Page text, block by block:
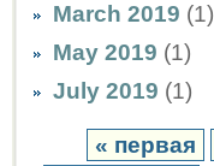
March 2019 (1)
May 2019 (1)
July 2019 (1)
« первая